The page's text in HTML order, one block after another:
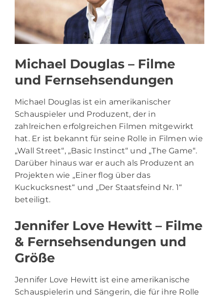
Michael Douglas – Filme
und Fernsehsendungen
Michael Douglas ist ein amerikanischer
Schauspieler und Produzent, der in
zahlreichen erfolgreichen Filmen mitgewirkt
hat. Er ist bekannt für seine Rolle in Filmen wie
„Wall Street“, „Basic Instinct“ und „The Game“.
Darüber hinaus war er auch als Produzent an
Projekten wie „Einer flog über das
Kuckucksnest“ und „Der Staatsfeind Nr. 1“
beteiligt.
Jennifer Love Hewitt – Filme
& Fernsehsendungen und
Größe
Jennifer Love Hewitt ist eine amerikanische
Schauspielerin und Sängerin, die für ihre Rolle